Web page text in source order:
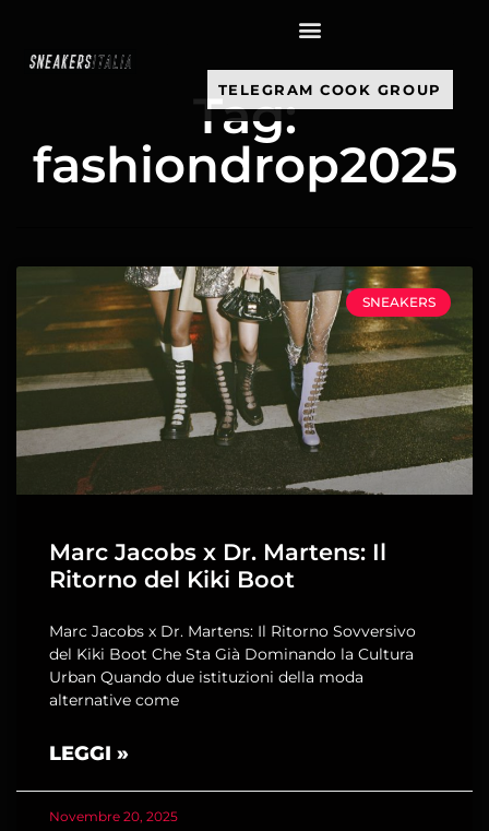
TELEGRAM COOK GROUP
Tag:
fashiondrop2025
SNEAKERS
Marc Jacobs x Dr. Martens: Il
Ritorno del Kiki Boot
Marc Jacobs x Dr. Martens: Il Ritorno Sovversivo
del Kiki Boot Che Sta Già Dominando la Cultura
Urban Quando due istituzioni della moda
alternative come
LEGGI »
Novembre 20, 2025